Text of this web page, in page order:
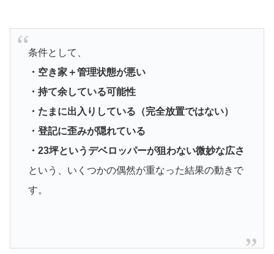
条件として、
・空き家＋管理状態が悪い
・持て余している可能性
・たまに出入りしている（完全放置ではない）
・登記に歪みが隠れている
・23坪というデベロッパーが狙わない微妙な広さ
という、いくつかの偶然が重なった結果の動きで
す。